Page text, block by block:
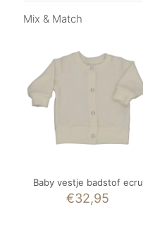
Mix & Match
Baby vestje badstof ecru
€32,95